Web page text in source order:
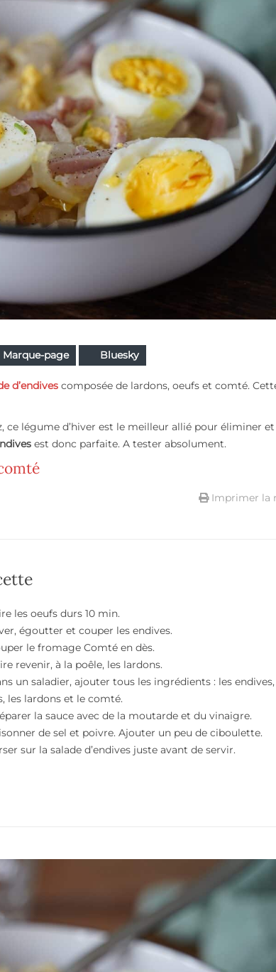
Marque-page Bluesky
d’endives composée de lardons, oeufs et comté.
ce légume d’hiver est le meilleur allié pour éliminer et
est donc parfaite. A tester absolument.
Imprimer la
les oeufs durs 10 min.
égoutter et couper les endives.
le fromage Comté en dès.
revenir, à la poêle, les lardons.
un saladier, ajouter tous les ingrédients : les
les lardons et le comté.
la sauce avec de la moutarde et du vinaigre.
de sel et poivre. Ajouter un peu de ciboulette.
sur la salade d’endives juste avant de servir.